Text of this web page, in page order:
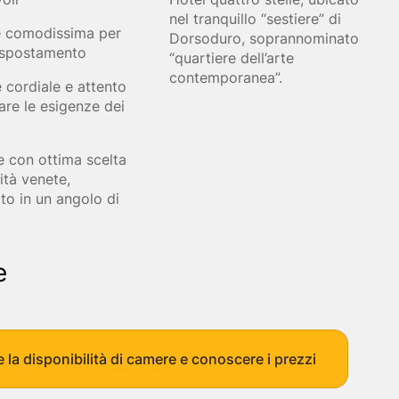
Matera
Roma
Verona
Siena
Matera
Bologna
Pecorino e
Trekking
Prestige
comodissima per
cordiale e attento
le esigenze dei
con ottima scelta
venete,
in un angolo di
nel tranquillo “sestiere” di
Dorsoduro, soprannominato
“quartiere dell’arte
contemporanea”.
disponibilità di camere e conoscere i prezzi